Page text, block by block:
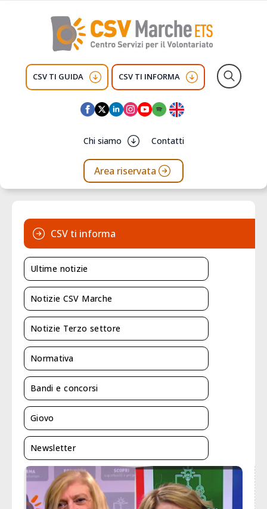
CSV TI GUIDA CSV TI INFORMA
Chi siamo Contatti
Area riservata
CSV ti informa
Ultime notizie
Notizie CSV Marche
Notizie Terzo settore
Normativa
Bandi e concorsi
Giovo
Newsletter